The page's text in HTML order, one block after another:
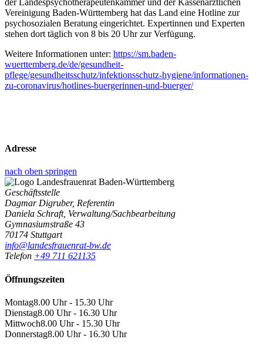
Vereinigung Baden-Württemberg hat das Land eine Hotline zur
psychosozialen Beratung eingerichtet. Expertinnen und Experten
stehen dort täglich von 8 bis 20 Uhr zur Verfügung.
Weitere Informationen unter: https://sm.baden-
wuerttemberg.de/de/gesundheit-
pflege/gesundheitsschutz/infektionsschutz-hygiene/informationen-
zu-coronavirus/hotlines-buergerinnen-und-buerger/
Adresse
nach oben springen
Geschäftsstelle
Dagmar Digruber, Referentin
Daniela Schraft, Verwaltung/Sachbearbeitung
Gymnasiumstraße 43
70174 Stuttgart
info@landesfrauenrat-bw.de
Telefon +49 711 621135
Öffnungszeiten
Montag8.00 Uhr - 15.30 Uhr
Dienstag8.00 Uhr - 16.30 Uhr
Mittwoch8.00 Uhr - 15.30 Uhr
Donnerstag8.00 Uhr - 16.30 Uhr